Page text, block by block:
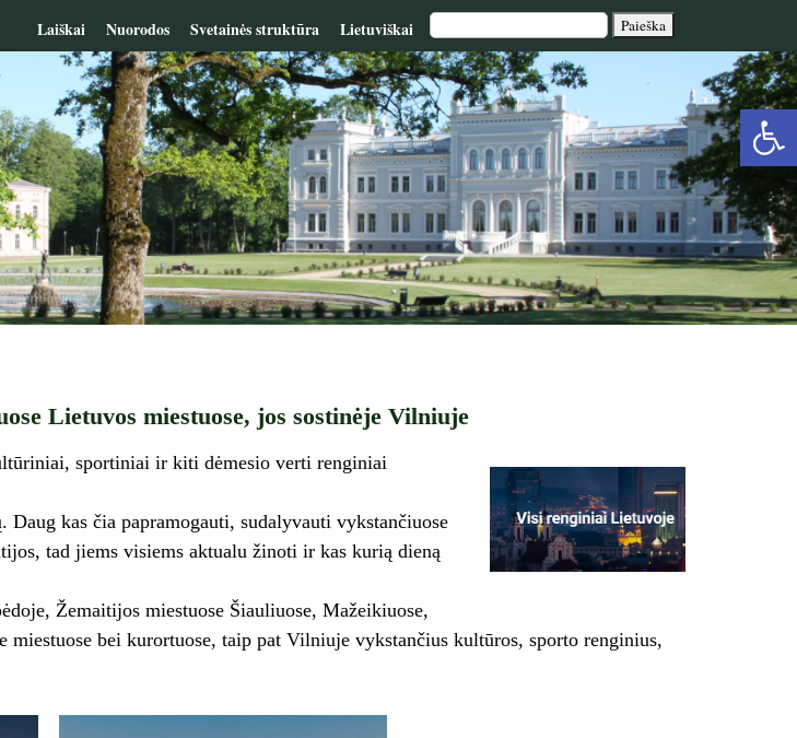
Laiškai Nuorodos Svetainės struktūra Lietuviškai
Lietuvos miestuose, jos sostinėje Vilniuje
sportiniai ir kiti dėmesio verti renginiai
kas čia papramogauti, sudalyvauti vykstančiuose
tad jiems visiems aktualu žinoti ir kas kurią dieną
Žemaitijos miestuose Šiauliuose, Mažeikiuose,
miestuose bei kurortuose, taip pat Vilniuje vykstančius kultūros, sporto renginius,